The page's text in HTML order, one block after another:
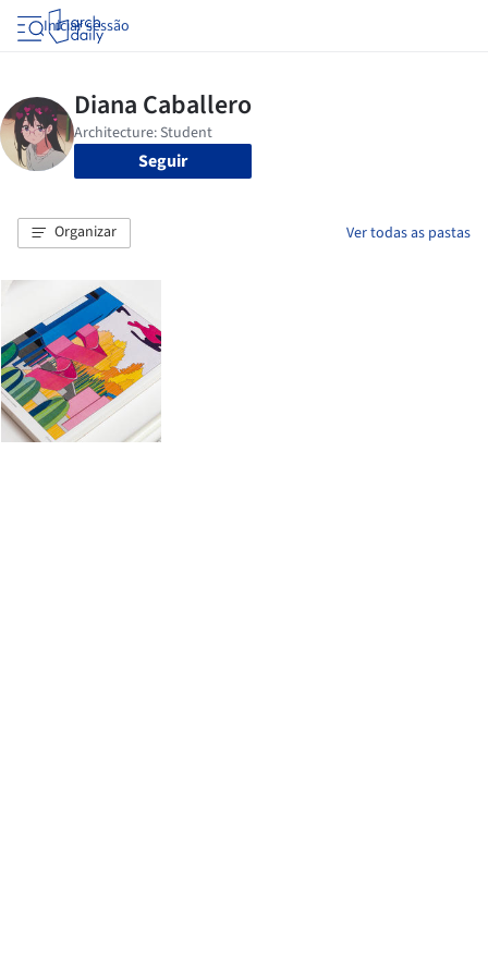
Iniciar sessão
Seguir
Organizar Ver todas as pastas